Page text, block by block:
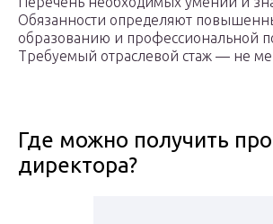
Обязанности определяют
образованию и профессиональной
Требуемый отраслевой стаж — не
Где можно получить
директора?